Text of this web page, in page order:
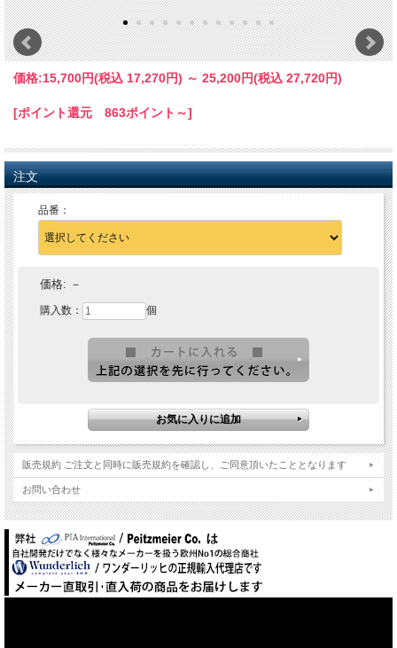
価格:15,700円(税込 17,270円) ～ 25,200円(税込 27,720円)
[ポイント還元 863ポイント～]
注文
品番：
価格: －
購入数： 個
販売規約 ご注文と同時に販売規約を確認し、ご同意頂いたこととなります
お問い合わせ